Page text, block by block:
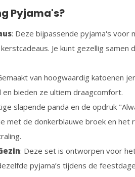
Pyjama's?
: Deze bijpassende pyjama's voor
Je kunt gezellig samen
van hoogwaardig katoenen
en bieden ze ultiem draagcomfort.
slapende panda en de opdruk
met de donkerblauwe broek en het
: Deze set is ontworpen voor
pyjama’s tijdens de